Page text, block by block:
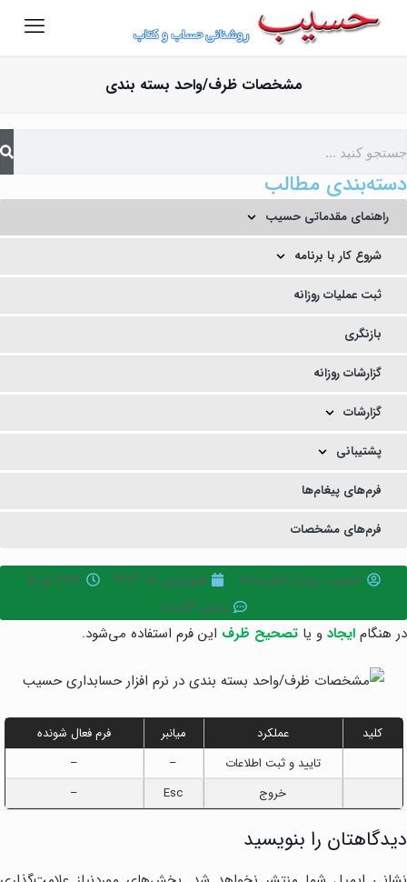
مشخصات ظرف/واحد بسته بندی
دسته‌بندی مطالب
راهنمای مقدماتی حسیب
شروع کار با برنامه
ثبت عملیات روزانه
بازنگری
گزارشات روزانه
گزارشات
پشتیبانی
فرم‌های پیغام‌ها
فرم‌های مشخصات
حسیب پرداز خاورمیانه فروردین ۱۸, ۱۴۰۳
۶:۵۸ ق.ظ
بدون کامنت
در هنگام ایجاد و یا تصحیح ظرف این فرم استفاده می‌شود.
کلید عملکرد میانبر
فرم فعال شونده
تایید و ثبت اطلاعات
–
–
خروج
Esc
–
دیدگاهتان را بنویسید